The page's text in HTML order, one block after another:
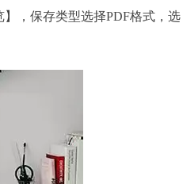
，保存类型选择PDF格式，选